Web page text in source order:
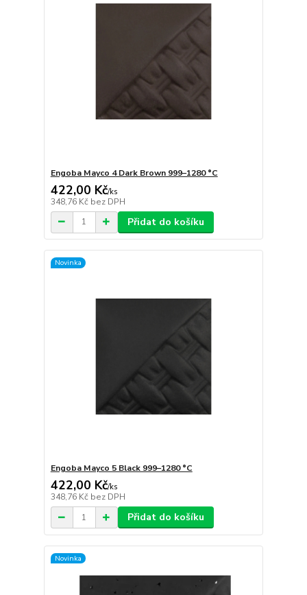
Engoba Mayco 4 Dark Brown 999–1280 °C
422,00 Kč/ks
348,76 Kč bez DPH
Přidat do košíku
Novinka
Engoba Mayco 5 Black 999–1280 °C
422,00 Kč/ks
348,76 Kč bez DPH
Přidat do košíku
Novinka